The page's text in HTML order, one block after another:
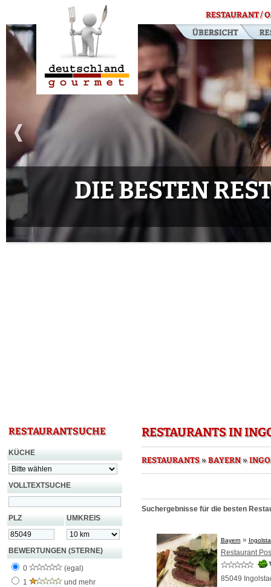
RESTAURANT /
DIE BESTEN
RESTAURANTSUCHE
KÜCHE
VOLLTEXTSUCHE
PLZ UMKREIS
BEWERTUNGEN (STERNE)
0
(egal)
1
und mehr
RESTAURANTS IN
RESTAURANTS»BAYERN»
Suchergebnisse für die besten
Bayern »
Restaurant
85049